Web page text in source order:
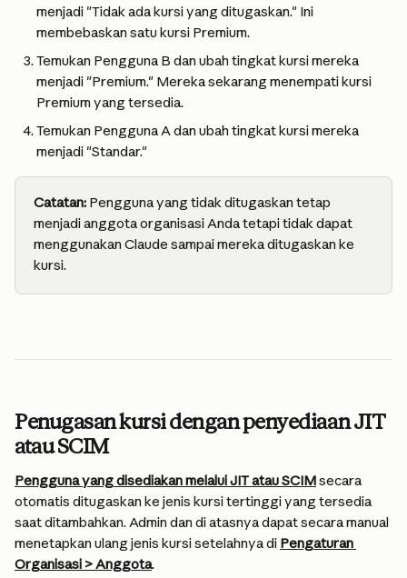
menjadi "Tidak ada kursi yang ditugaskan." Ini
membebaskan satu kursi Premium.
Temukan Pengguna B dan ubah tingkat kursi mereka
menjadi "Premium." Mereka sekarang menempati kursi
Premium yang tersedia.
Temukan Pengguna A dan ubah tingkat kursi mereka
menjadi "Standar."
Catatan: Pengguna yang tidak ditugaskan tetap
menjadi anggota organisasi Anda tetapi tidak dapat
menggunakan Claude sampai mereka ditugaskan ke
kursi.
Penugasan kursi dengan penyediaan JIT
atau SCIM
Pengguna yang disediakan melalui JIT atau SCIM secara
otomatis ditugaskan ke jenis kursi tertinggi yang tersedia
saat ditambahkan. Admin dan di atasnya dapat secara manual
menetapkan ulang jenis kursi setelahnya di Pengaturan
Organisasi > Anggota.